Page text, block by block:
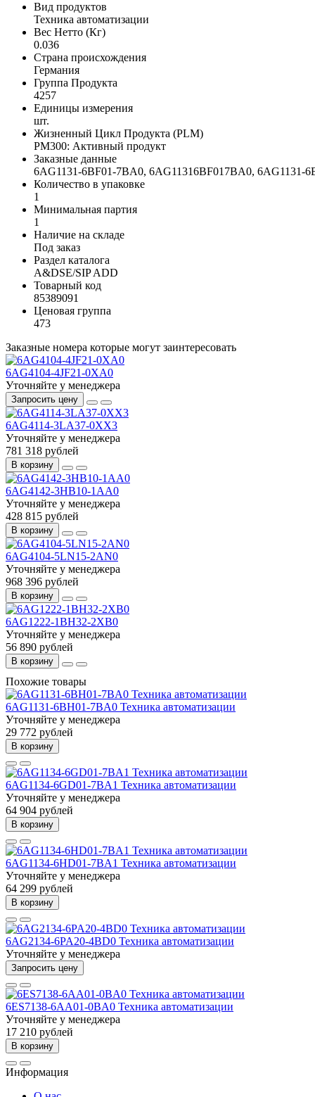
Вид продуктов
Техника автоматизации
Вес Нетто (Кг)
0.036
Страна происхождения
Германия
Группа Продукта
4257
Единицы измерения
шт.
Жизненный Цикл Продукта (PLM)
PM300: Активный продукт
Заказные данные
6AG1131-6BF01-7BA0, 6AG11316BF017BA0, 6AG1131-
Количество в упаковке
1
Минимальная партия
1
Наличие на складе
Под заказ
Раздел каталога
A&DSE/SIP ADD
Товарный код
85389091
Ценовая группа
473
Заказные номера которые могут заинтересовать
6AG4104-4JF21-0XA0
Уточняйте у менеджера
Запросить цену
6AG4114-3LA37-0XX3
Уточняйте у менеджера
781 318 рублей
В корзину
6AG4142-3HB10-1AA0
Уточняйте у менеджера
428 815 рублей
В корзину
6AG4104-5LN15-2AN0
Уточняйте у менеджера
968 396 рублей
В корзину
6AG1222-1BH32-2XB0
Уточняйте у менеджера
56 890 рублей
В корзину
Похожие товары
6AG1131-6BH01-7BA0 Техника автоматизации
Уточняйте у менеджера
29 772 рублей
В корзину
6AG1134-6GD01-7BA1 Техника автоматизации
Уточняйте у менеджера
64 904 рублей
В корзину
6AG1134-6HD01-7BA1 Техника автоматизации
Уточняйте у менеджера
64 299 рублей
В корзину
6AG2134-6PA20-4BD0 Техника автоматизации
Уточняйте у менеджера
Запросить цену
6ES7138-6AA01-0BA0 Техника автоматизации
Уточняйте у менеджера
17 210 рублей
В корзину
Информация